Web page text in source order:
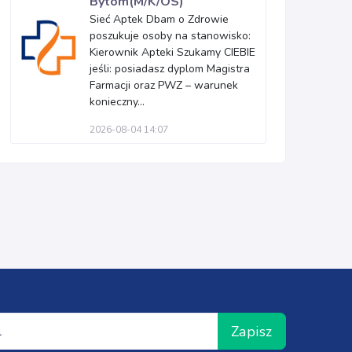
Sieć Aptek Dbam o Zdrowie
poszukuje osoby na stanowisko:
Kierownik Apteki Szukamy CIEBIE
jeśli: posiadasz dyplom Magistra
Farmacji oraz PWZ – warunek
konieczny...
2026-08-04 14:07
Zapisz